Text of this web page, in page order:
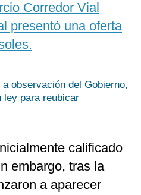
Corredor Vial
presentó una oferta
a observación del Gobierno,
ley para reubicar
calificado
embargo, tras la
a aparecer